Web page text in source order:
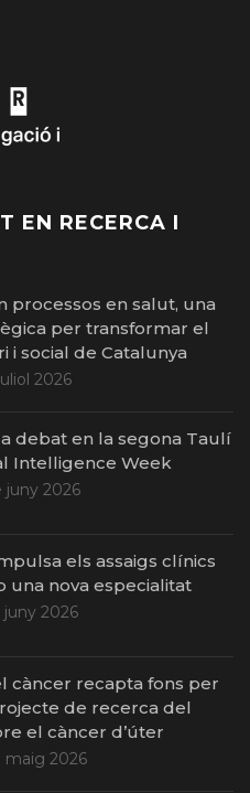
EN RECERCA I
processos en salut, una
per transformar el
i social de Catalunya
2026
debat en la segona Taulí
Intelligence Week
juny 2026
els assaigs clínics
una nova especialitat
juny 2026
càncer recapta fons per
de recerca del
el càncer d’úter
maig 2026